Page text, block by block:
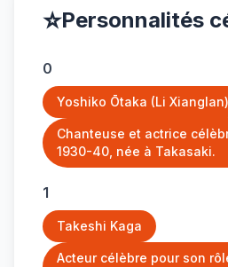
⭐Personnalités
0
Yoshiko Ōtaka (Li Xianglan)
Chanteuse et actrice
1930-40, née à Takasaki.
1
Takeshi Kaga
Acteur célèbre pour son